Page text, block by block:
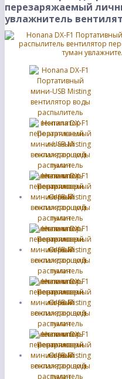
перезаряжаемый
увлажнитель